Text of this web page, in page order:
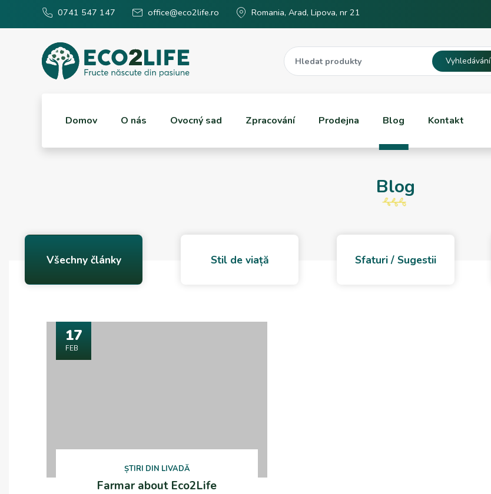
0741 547 147 office@eco2life.ro Romania, Arad, Lipova, nr 21
Vyhledávání
Domov O nás Ovocný sad Zpracování Prodejna Blog Kontakt
Blog
Všechny články Stil de viață Sfaturi / Sugestii
17
FEB
ȘTIRI DIN LIVADĂ
Farmar about Eco2Life